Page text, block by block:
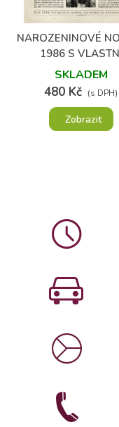
NAROZENINOVÉ
1986 S
FOTOGRAFIÍ A
SKLADEM
480 Kč (s DPH)
Zobrazit